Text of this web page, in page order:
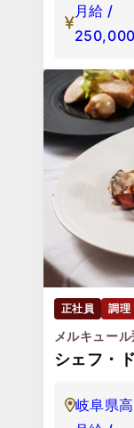
月給 /
250,000
正社員 調理
メルキュー
シェフ・
岐阜県